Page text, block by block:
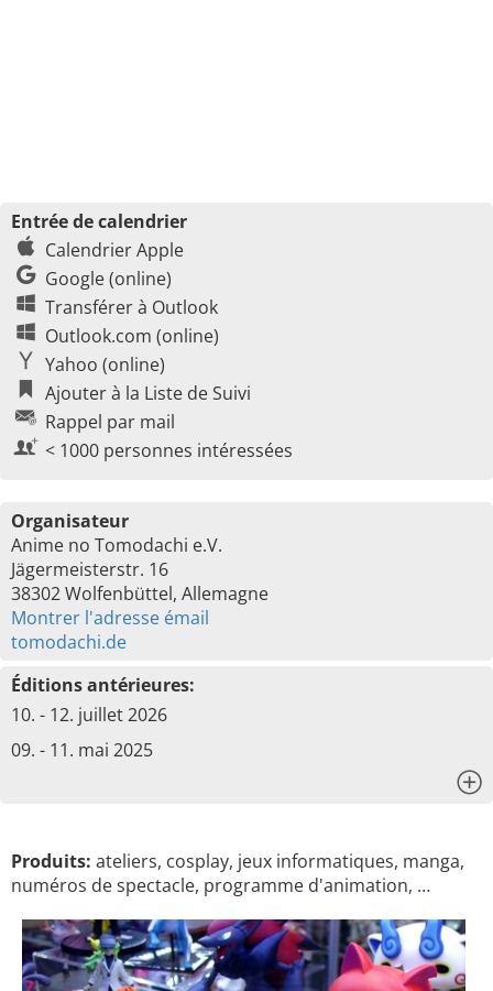
Entrée de calendrier
Calendrier Apple
Google (online)
Transférer à Outlook
Outlook.com (online)
Yahoo (online)
Ajouter à la Liste de Suivi
Rappel par mail
< 1000 personnes intéressées
Organisateur
Anime no Tomodachi e.V.
Jägermeisterstr. 16
38302 Wolfenbüttel, Allemagne
Montrer l'adresse émail
tomodachi.de
Éditions antérieures:
10. - 12. juillet 2026
09. - 11. mai 2025
Produits: ateliers, cosplay, jeux informatiques, manga,
numéros de spectacle, programme d'animation, …